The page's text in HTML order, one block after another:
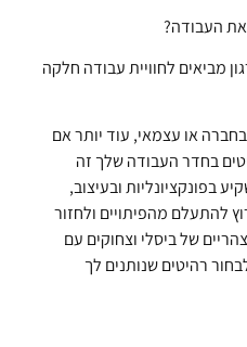
העבודה?
מביאים לחוויית עבודה חלקה
או עצמאי, עוד יותר אם
בחדר העבודה שלך זה
ובעיצוב,
להתעלם מהפיתויים ולחזור
של ביסלי וצחוקים עם
רהיטים שנותנים לך